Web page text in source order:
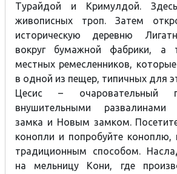
Турайдой и Кримулдой.
живописных троп. Затем
историческую деревню
вокруг бумажной фабрики, а
местных ремесленников,
в одной из пещер, типичных для
Цесис –
внушительными развалинами
замка и Новым замком.
конопли и попробуйте коноплю,
традиционным способом.
на мельницу Кони, где